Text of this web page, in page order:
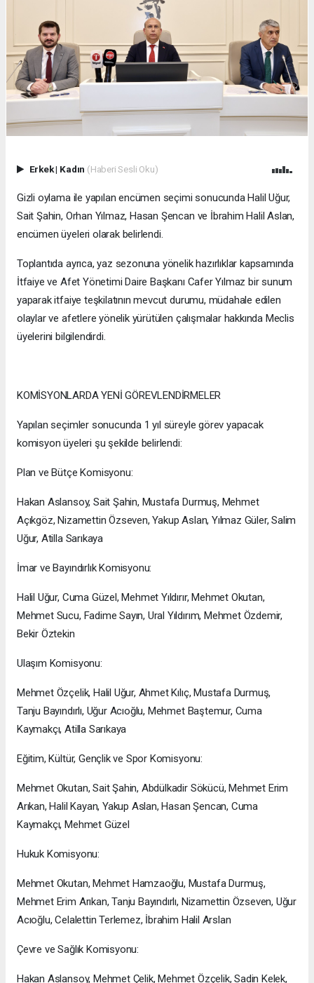
Erkek| Kadın (Haberi Sesli Oku)
Gizli oylama ile yapılan encümen seçimi sonucunda Halil Uğur,
Sait Şahin, Orhan Yılmaz, Hasan Şencan ve İbrahim Halil Aslan,
encümen üyeleri olarak belirlendi.
Toplantıda ayrıca, yaz sezonuna yönelik hazırlıklar kapsamında
İtfaiye ve Afet Yönetimi Daire Başkanı Cafer Yılmaz bir sunum
yaparak itfaiye teşkilatının mevcut durumu, müdahale edilen
olaylar ve afetlere yönelik yürütülen çalışmalar hakkında Meclis
üyelerini bilgilendirdi.
KOMİSYONLARDA YENİ GÖREVLENDİRMELER
Yapılan seçimler sonucunda 1 yıl süreyle görev yapacak
komisyon üyeleri şu şekilde belirlendi:
Plan ve Bütçe Komisyonu:
Hakan Aslansoy, Sait Şahin, Mustafa Durmuş, Mehmet
Açıkgöz, Nizamettin Özseven, Yakup Aslan, Yılmaz Güler, Salim
Uğur, Atilla Sarıkaya
İmar ve Bayındırlık Komisyonu:
Halil Uğur, Cuma Güzel, Mehmet Yıldırır, Mehmet Okutan,
Mehmet Sucu, Fadime Sayın, Ural Yıldırım, Mehmet Özdemir,
Bekir Öztekin
Ulaşım Komisyonu:
Mehmet Özçelik, Halil Uğur, Ahmet Kılıç, Mustafa Durmuş,
Tanju Bayındırlı, Uğur Acıoğlu, Mehmet Baştemur, Cuma
Kaymakçı, Atilla Sarıkaya
Eğitim, Kültür, Gençlik ve Spor Komisyonu:
Mehmet Okutan, Sait Şahin, Abdülkadir Sökücü, Mehmet Erim
Arıkan, Halil Kayan, Yakup Aslan, Hasan Şencan, Cuma
Kaymakçı, Mehmet Güzel
Hukuk Komisyonu:
Mehmet Okutan, Mehmet Hamzaoğlu, Mustafa Durmuş,
Mehmet Erim Arıkan, Tanju Bayındırlı, Nizamettin Özseven, Uğur
Acıoğlu, Celalettin Terlemez, İbrahim Halil Arslan
Çevre ve Sağlık Komisyonu:
Hakan Aslansoy, Mehmet Çelik, Mehmet Özçelik, Sadin Kelek,